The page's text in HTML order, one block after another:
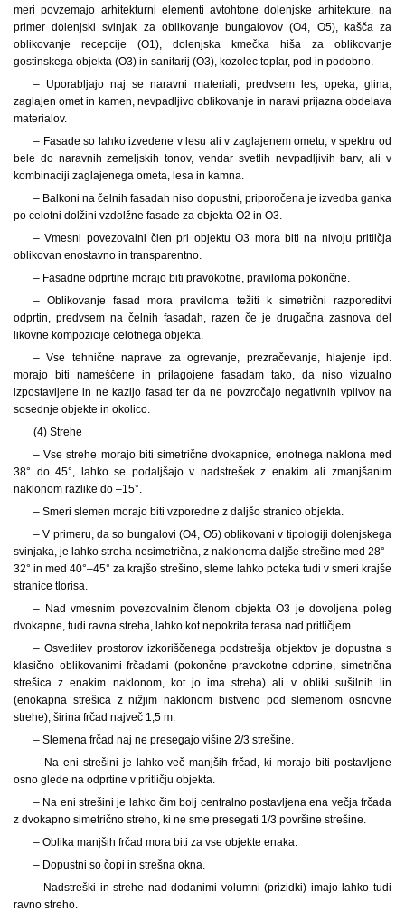
meri povzemajo arhitekturni elementi avtohtone dolenjske arhitekture, na
primer dolenjski svinjak za oblikovanje bungalovov (O4, O5), kašča za
oblikovanje recepcije (O1), dolenjska kmečka hiša za oblikovanje
gostinskega objekta (O3) in sanitarij (O3), kozolec toplar, pod in podobno.
– Uporabljajo naj se naravni materiali, predvsem les, opeka, glina,
zaglajen omet in kamen, nevpadljivo oblikovanje in naravi prijazna obdelava
materialov.
– Fasade so lahko izvedene v lesu ali v zaglajenem ometu, v spektru od
bele do naravnih zemeljskih tonov, vendar svetlih nevpadljivih barv, ali v
kombinaciji zaglajenega ometa, lesa in kamna.
– Balkoni na čelnih fasadah niso dopustni, priporočena je izvedba ganka
po celotni dolžini vzdolžne fasade za objekta O2 in O3.
– Vmesni povezovalni člen pri objektu O3 mora biti na nivoju pritličja
oblikovan enostavno in transparentno.
– Fasadne odprtine morajo biti pravokotne, praviloma pokončne.
– Oblikovanje fasad mora praviloma težiti k simetrični razporeditvi
odprtin, predvsem na čelnih fasadah, razen če je drugačna zasnova del
likovne kompozicije celotnega objekta.
– Vse tehnične naprave za ogrevanje, prezračevanje, hlajenje ipd.
morajo biti nameščene in prilagojene fasadam tako, da niso vizualno
izpostavljene in ne kazijo fasad ter da ne povzročajo negativnih vplivov na
sosednje objekte in okolico.
(4) Strehe
– Vse strehe morajo biti simetrične dvokapnice, enotnega naklona med
38° do 45°, lahko se podaljšajo v nadstrešek z enakim ali zmanjšanim
naklonom razlike do –15°.
– Smeri slemen morajo biti vzporedne z daljšo stranico objekta.
– V primeru, da so bungalovi (O4, O5) oblikovani v tipologiji dolenjskega
svinjaka, je lahko streha nesimetrična, z naklonoma daljše strešine med 28°–
32° in med 40°–45° za krajšo strešino, sleme lahko poteka tudi v smeri krajše
stranice tlorisa.
– Nad vmesnim povezovalnim členom objekta O3 je dovoljena poleg
dvokapne, tudi ravna streha, lahko kot nepokrita terasa nad pritličjem.
– Osvetlitev prostorov izkoriščenega podstrešja objektov je dopustna s
klasično oblikovanimi frčadami (pokončne pravokotne odprtine, simetrična
strešica z enakim naklonom, kot jo ima streha) ali v obliki sušilnih lin
(enokapna strešica z nižjim naklonom bistveno pod slemenom osnovne
strehe), širina frčad največ 1,5 m.
– Slemena frčad naj ne presegajo višine 2/3 strešine.
– Na eni strešini je lahko več manjših frčad, ki morajo biti postavljene
osno glede na odprtine v pritličju objekta.
– Na eni strešini je lahko čim bolj centralno postavljena ena večja frčada
z dvokapno simetrično streho, ki ne sme presegati 1/3 površine strešine.
– Oblika manjših frčad mora biti za vse objekte enaka.
– Dopustni so čopi in strešna okna.
– Nadstreški in strehe nad dodanimi volumni (prizidki) imajo lahko tudi
ravno streho.